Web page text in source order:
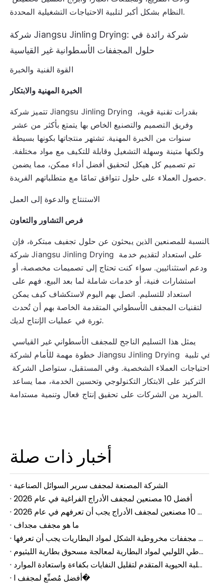
النظام بشكل أكبر لتلبية الاحتياجات التشغيلية المحددة.
شركة Jiangsu Jinling Drying: شركة رائدة في
حلول المجففات الأسطوانية غير القياسية
القوة الفنية والخبرة
الخبرة المهنية والابتكار
تتميز شركة Jiangsu Jinling Drying بقدرات تقنية قوية،
حصول العملاء على حلول تتوافق تمامًا مع متطلباتهم الفريدة.
الاستنتاج والدعوة إلى العمل
فرص التشاور والتعاون
شركة Jiangsu Jinling Drying على استعداد لتقديم خدمة
ثورة في عمليات الإنتاج لديك.
خطوة مهمة للأمام لشركة Jiangsu Jinling Drying في تلبية
المزيد من الشركات على تحقيق إنتاج فعال وتنمية مستدامة.
أخبار ذات صلة
الشركة المصنعة لمجفف سرير السوائل الصناعية
أفضل 10 مصنعين لمجفف الأدراج الفراغية في عام 2026
أفضل 10 مصنعين لمجفف الأدراج يجب أن تعرفهم في عام 2026
ما هو مجفف مجداف
أفضل 10 مصنعي مجففات مخروطية الشكل لمواد البطاريات يجب أن تعرفها
أعلى الشركة المصنعة للمجفف المخروطي اللولبي لمواد البطارية لمعالجة مسحوق بطارية الليثيوم
مجفف مجداف الحمأة للمواد الصلبة الحيوية المتقدم لتقليل النفايات بكفاءة واستعادة الموارد
أفضل مُصنِّع لمجفف ا�